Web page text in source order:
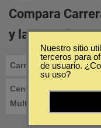
Compara
y la Tecnologia
Carreras
Centro de la Imagen y
Multimedia
Nuestro sitio
terceros para
de usuario.
su uso?